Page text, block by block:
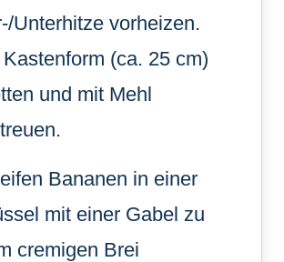
Unterhitze vorheizen.
(ca. 25 cm)
und mit Mehl
Bananen in einer
mit einer Gabel zu
cremigen Brei